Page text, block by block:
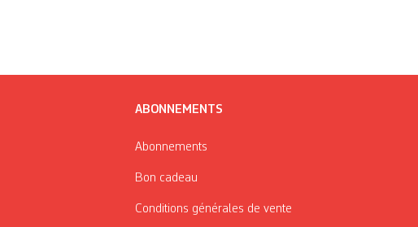
ABONNEMENTS
Abonnements
Bon cadeau
Conditions générales de vente